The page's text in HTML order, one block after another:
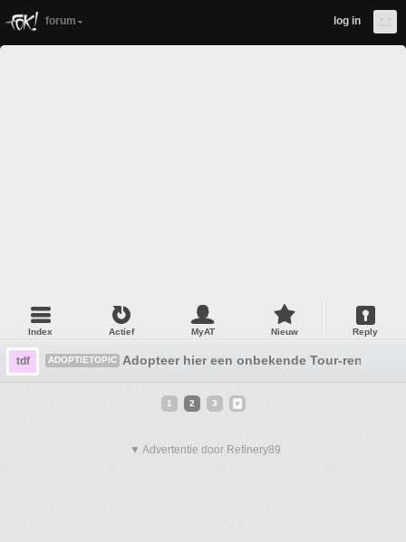
forum log in
Index Actief MyAT Nieuw Reply
tdf ADOPTIETOPIC Adopteer hier een onbekende Tour-renner
1 2 3
▼ Advertentie door Refinery89